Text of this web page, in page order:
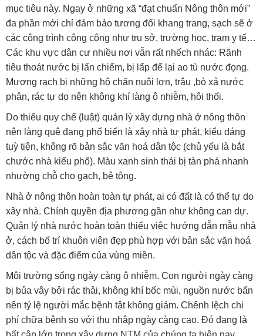
mục tiêu này. Ngay ở những xã “đạt chuẩn Nông thôn mới”
đa phần mới chỉ đảm bảo tương đối khang trang, sạch sẽ ở
các công trình công cộng như trụ sở, trường học, trạm y tế…
Các khu vực dân cư nhiều nơi vẫn rất nhếch nhác: Rãnh
tiêu thoát nước bị lấn chiếm, bị lấp để lại ao tù nước đọng.
Mương rạch bị những hộ chăn nuôi lợn, trâu ,bò xả nước
phân, rác tự do nên không khí làng ô nhiễm, hôi thối.
Do thiếu quy chế (luật) quản lý xây dựng nhà ở nông thôn
nên làng quê đang phổ biến là xây nhà tự phát, kiểu dáng
tuỳ tiện, không rõ bản sắc văn hoá dân tộc (chủ yếu là bắt
chước nhà kiểu phố). Màu xanh sinh thái bị tàn phá nhanh
nhường chỗ cho gạch, bê tông.
Nhà ở nông thôn hoàn toàn tự phát, ai có đất là có thể tự do
xây nhà. Chính quyền địa phương gần như không can dự.
Quản lý nhà nước hoàn toàn thiếu việc hướng dẫn mẫu nhà
ở, cách bố trí khuôn viên đẹp phù hợp với bản sắc văn hoá
dân tộc và đặc điểm của vùng miền.
Môi trường sống ngày càng ô nhiễm. Con người ngày càng
bị bủa vây bởi rác thải, không khí bốc mùi, nguồn nước bẩn
nên tỷ lệ người mắc bệnh tật không giảm. Chênh lệch chi
phí chữa bệnh so với thu nhập ngày càng cao. Đó đang là